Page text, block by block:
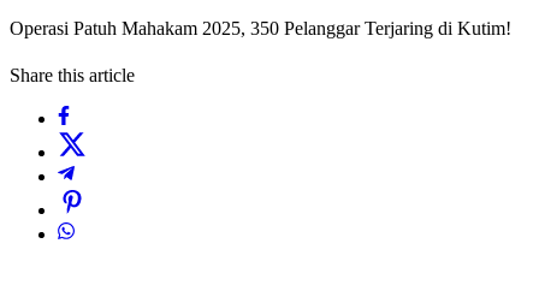
Operasi Patuh Mahakam 2025, 350 Pelanggar Terjaring di Kutim!
Share this article